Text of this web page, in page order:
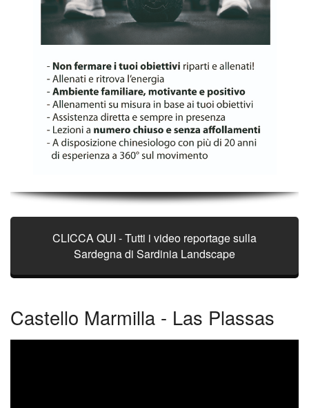
Sardegna di Sardinia Landscape
Castello Marmilla - Las Plassas